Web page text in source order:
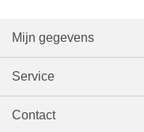
Mijn gegevens
Service
Contact